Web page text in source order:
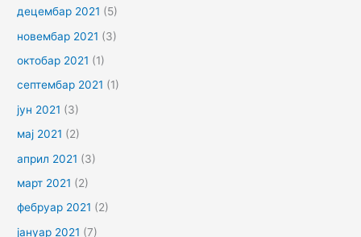
децембар 2021 (5)
новембар 2021 (3)
октобар 2021 (1)
септембар 2021 (1)
јун 2021 (3)
мај 2021 (2)
април 2021 (3)
март 2021 (2)
фебруар 2021 (2)
јануар 2021 (7)